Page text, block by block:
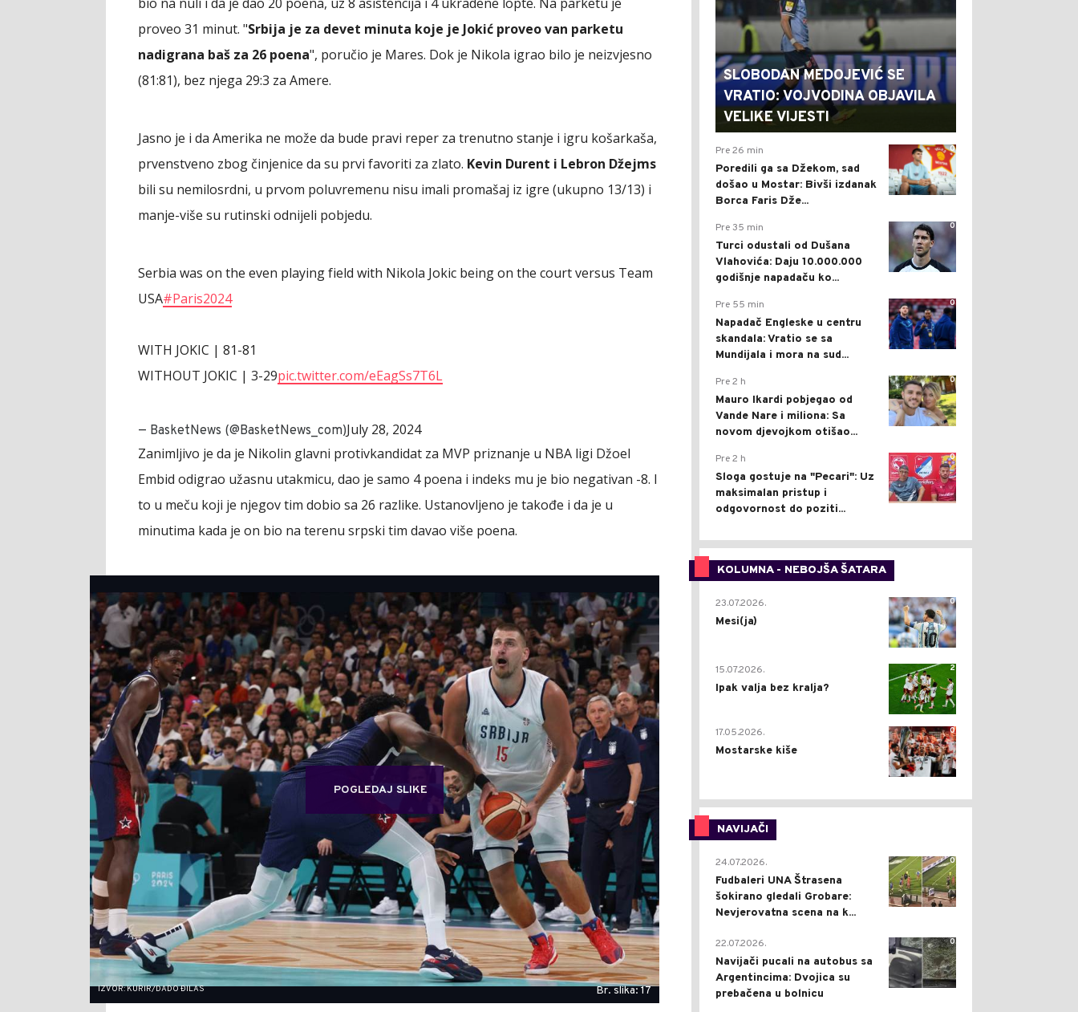
bio na nuli i da je dao 20 poena, uz 8 asistencija i 4 ukradene lopte. Na parketu je
proveo 31 minut. "Srbija je za devet minuta koje je Jokić proveo van parketu
nadigrana baš za 26 poena", poručio je Mares. Dok je Nikola igrao bilo je neizvjesno
(81:81), bez njega 29:3 za Amere.
Jasno je i da Amerika ne može da bude pravi reper za trenutno stanje i igru košarkaša,
prvenstveno zbog činjenice da su prvi favoriti za zlato. Kevin Durent i Lebron Džejms
bili su nemilosrdni, u prvom poluvremenu nisu imali promašaj iz igre (ukupno 13/13) i
manje-više su rutinski odnijeli pobjedu.
Serbia was on the even playing field with Nikola Jokic being on the court versus Team
USA#Paris2024
WITH JOKIC | 81-81
WITHOUT JOKIC | 3-29pic.twitter.com/eEagSs7T6L
— BasketNews (@BasketNews_com)July 28, 2024
Zanimljivo je da je Nikolin glavni protivkandidat za MVP priznanje u NBA ligi Džoel
Embid odigrao užasnu utakmicu, dao je samo 4 poena i indeks mu je bio negativan -8. I
to u meču koji je njegov tim dobio sa 26 razlike. Ustanovljeno je takođe i da je u
minutima kada je on bio na terenu srpski tim davao više poena.
POGLEDAJ SLIKE
IZVOR: KURIR/DADO ĐILAS Br. slika: 17
SLOBODAN MEDOJEVIĆ SE
VRATIO: VOJVODINA OBJAVILA
VELIKE VIJESTI
0
Pre 26 min
Poredili ga sa Džekom, sad
došao u Mostar: Bivši izdanak
Borca Faris Dže...
0
Pre 35 min
Turci odustali od Dušana
Vlahovića: Daju 10.000.000
godišnje napadaču ko...
0
Pre 55 min
Napadač Engleske u centru
skandala: Vratio se sa
Mundijala i mora na sud...
0
Pre 2 h
Mauro Ikardi pobjegao od
Vande Nare i miliona: Sa
novom djevojkom otišao...
0
Pre 2 h
Sloga gostuje na "Pecari": Uz
maksimalan pristup i
odgovornost do poziti...
KOLUMNA - NEBOJŠA ŠATARA
0
23.07.2026.
Mesi(ja)
2
15.07.2026.
Ipak valja bez kralja?
0
17.05.2026.
Mostarske kiše
NAVIJAČI
0
24.07.2026.
Fudbaleri UNA Štrasena
šokirano gledali Grobare:
Nevjerovatna scena na k...
0
22.07.2026.
Navijači pucali na autobus sa
Argentincima: Dvojica su
prebačena u bolnicu